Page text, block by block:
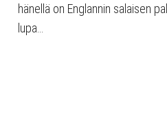
hänellä on Englannin salaisen
lupa…